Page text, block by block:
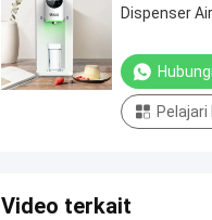
Dispenser
Pelajari
Video terkait